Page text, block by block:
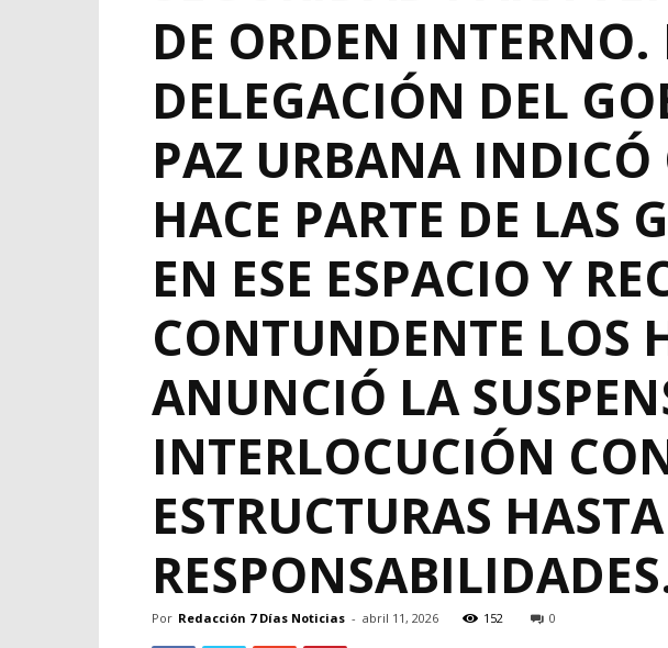
DE ORDEN INTERNO.
DELEGACIÓN DEL
PAZ URBANA
HACE PARTE DE LAS
EN ESE ESPACIO Y
CONTUNDENTE LOS
ANUNCIÓ LA
INTERLOCUCIÓN
ESTRUCTURAS
Por Redacción 7 Días Noticias - abril 11, 2026 152 0